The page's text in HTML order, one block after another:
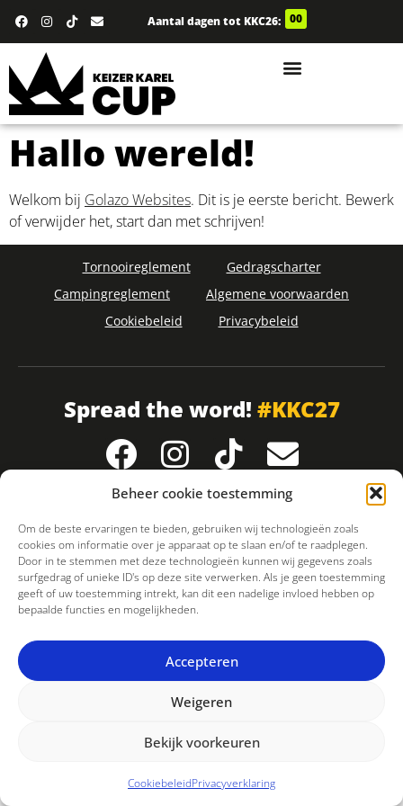
Beheer cookie toestemming
Om de beste ervaringen te bieden, gebruiken wij technologieën zoals
cookies om informatie over je apparaat op te slaan en/of te raadplegen.
Door in te stemmen met deze technologieën kunnen wij gegevens zoals
surfgedrag of unieke ID's op deze site verwerken. Als je geen toestemming
geeft of uw toestemming intrekt, kan dit een nadelige invloed hebben op
bepaalde functies en mogelijkheden.
Accepteren
Weigeren
Bekijk voorkeuren
CookiebeleidPrivacyverklaring
Aantal dagen tot KKC26: 00
Hallo wereld!
Welkom bij Golazo Websites. Dit is je eerste bericht. Bewerk
of verwijder het, start dan met schrijven!
Tornooireglement
Gedragscharter
Campingreglement
Algemene voorwaarden
Cookiebeleid
Privacybeleid
Spread the word! #KKC27